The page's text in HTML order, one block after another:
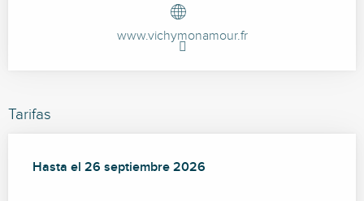
www.vichymonamour.fr
Tarifas
Desde 29 julio 2026hasta26 septiembre 2026
Hasta el 26 septiembre 2026